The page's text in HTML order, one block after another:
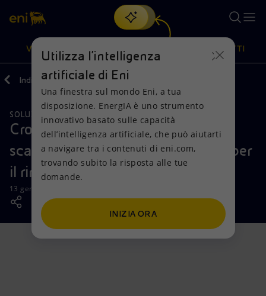
Cerca
scopri EnergIA, la nostra nuova soluzione di intelligenza
artificiale.
VISIONE
Visione
Mission e valori
Persone e Partnership
Net Zero
Modello satellitare
Azioni
Diversificazione energetica
Tecnologie per la transizione
Collaborazioni per l'innovazione
Attività nel mondo
PRODOTTI
Prodotti
Casa
Imprese
Mobilità
Indietro Media News
SOLUZIONI AMBIENTALI
Crotone: Eni Rewind sospende gli
scavi nell’ex discarica di Pertusola per
il rinvenimento di TENORM
13 gennaio 2026 - 11:05 CET
Utilizza l'intelligenza
artificiale di Eni
Una finestra sul mondo Eni, a tua
disposizione. EnergIA è uno strumento
innovativo basato sulle capacità
dell’intelligenza artificiale, che può aiutarti
a navigare tra i contenuti di eni.com,
trovando subito la risposta alle tue
domande.
INIZIA ORA